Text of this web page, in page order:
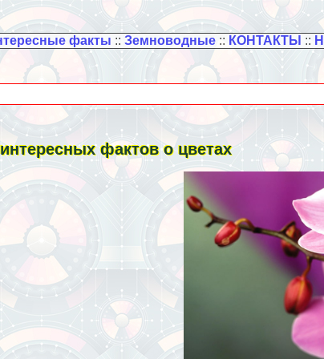
факты :: Земноводные:: КОНТАКТЫ ::
фактов о цветах